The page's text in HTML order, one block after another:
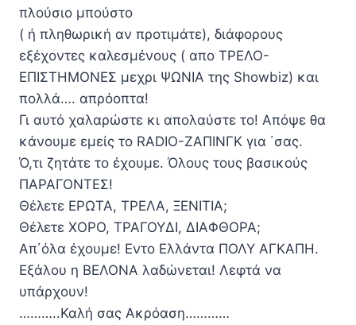
πλούσιο μπούστο
( ή πληθωρική αν προτιμάτε), διάφορους
εξέχοντες καλεσμένους ( απο ΤΡΕΛΟ-
ΕΠΙΣΤΗΜΟΝΕΣ μεχρι ΨΩΝΙΑ της Showbiz) και
πολλά…. απρόοπτα!
Γι αυτό χαλαρώστε κι απολαύστε το! Απόψε θα
κάνουμε εμείς το RADIO-ΖΑΠΙΝΓΚ για ΄σας.
Ό,τι ζητάτε το έχουμε. Όλους τους βασικούς
ΠΑΡΑΓΟΝΤΕΣ!
Θέλετε ΕΡΩΤΑ, ΤΡΕΛΑ, ΞΕΝΙΤΙΑ;
Θέλετε ΧΟΡΟ, ΤΡΑΓΟΥΔΙ, ΔΙΑΦΘΟΡΑ;
Απ΄όλα έχουμε! Εντο Ελλάντα ΠΟΛΥ ΑΓΚΑΠΗ.
Εξάλου η ΒΕΛΟΝΑ λαδώνεται! Λεφτά να
υπάρχουν!
………..Καλή σας Ακρόαση…………